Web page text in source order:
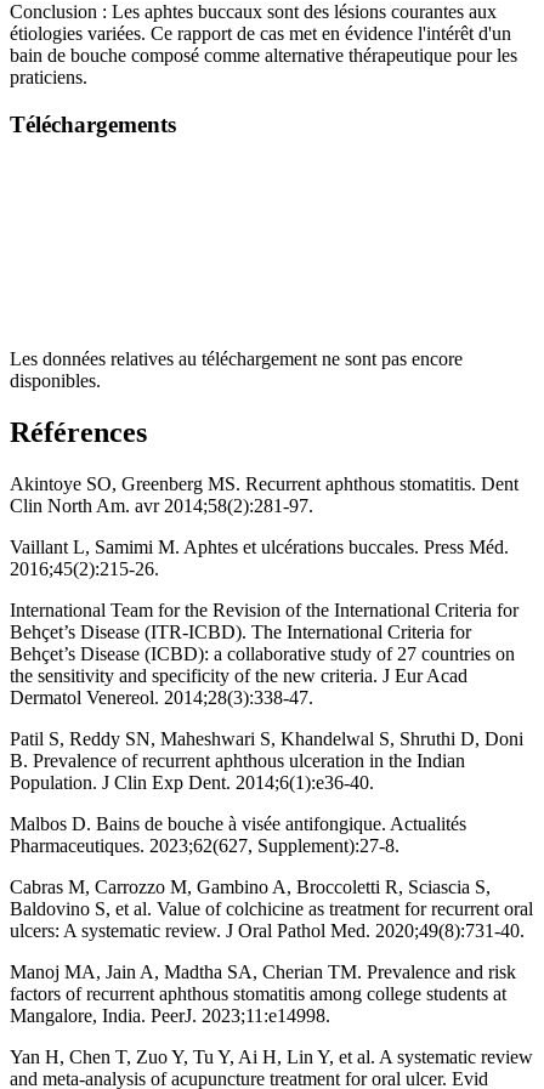
Conclusion : Les aphtes buccaux sont des lésions courantes aux
étiologies variées. Ce rapport de cas met en évidence l'intérêt d'un
bain de bouche composé comme alternative thérapeutique pour les
praticiens.
Téléchargements
Les données relatives au téléchargement ne sont pas encore
disponibles.
Références
Akintoye SO, Greenberg MS. Recurrent aphthous stomatitis. Dent
Clin North Am. avr 2014;58(2):281‑97.
Vaillant L, Samimi M. Aphtes et ulcérations buccales. Press Méd.
2016;45(2):215‑26.
International Team for the Revision of the International Criteria for
Behçet’s Disease (ITR-ICBD). The International Criteria for
Behçet’s Disease (ICBD): a collaborative study of 27 countries on
the sensitivity and specificity of the new criteria. J Eur Acad
Dermatol Venereol. 2014;28(3):338‑47.
Patil S, Reddy SN, Maheshwari S, Khandelwal S, Shruthi D, Doni
B. Prevalence of recurrent aphthous ulceration in the Indian
Population. J Clin Exp Dent. 2014;6(1):e36‑40.
Malbos D. Bains de bouche à visée antifongique. Actualités
Pharmaceutiques. 2023;62(627, Supplement):27‑8.
Cabras M, Carrozzo M, Gambino A, Broccoletti R, Sciascia S,
Baldovino S, et al. Value of colchicine as treatment for recurrent oral
ulcers: A systematic review. J Oral Pathol Med. 2020;49(8):731‑40.
Manoj MA, Jain A, Madtha SA, Cherian TM. Prevalence and risk
factors of recurrent aphthous stomatitis among college students at
Mangalore, India. PeerJ. 2023;11:e14998.
Yan H, Chen T, Zuo Y, Tu Y, Ai H, Lin Y, et al. A systematic review
and meta-analysis of acupuncture treatment for oral ulcer. Evid